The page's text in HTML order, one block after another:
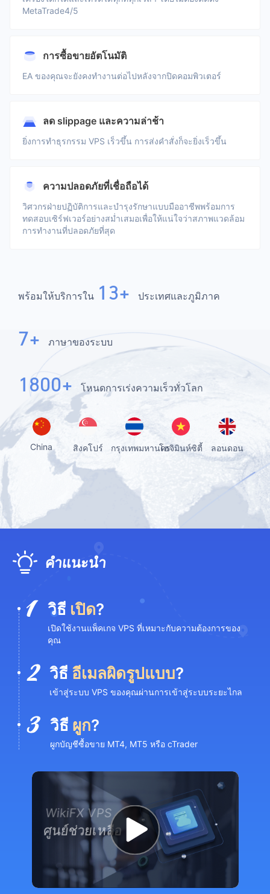
MetaTrade4/5
การซื้อขายอัตโนมัติ
EA ของคุณจะยังคงทำงานต่อไปหลังจากปิดคอมพิวเตอร์
ลด slippage และความล่าช้า
ยิ่งการทำธุรกรรม VPS เร็วขึ้น การส่งคำสั่งก็จะยิ่งเร็วขึ้น
ความปลอดภัยที่เชื่อถือได้
วิศวกรฝ่ายปฏิบัติการและบำรุงรักษาแบบมืออาชีพพร้อมการ
ทดสอบเซิร์ฟเวอร์อย่างสม่ำเสมอเพื่อให้แน่ใจว่าสภาพแวดล้อม
การทำงานที่ปลอดภัยที่สุด
พร้อมให้บริการใน 13+ ประเทศและภูมิภาค
7+ ภาษาของระบบ
1800+ โหนดการเร่งความเร็วทั่วโลก
China สิงคโปร์ กรุงเทพมหานครโฮจิมินห์ซิตี้ ลอนดอน
คำแนะนำ
วิธี เปิด?
เปิดใช้งานแพ็คเกจ VPS ที่เหมาะกับความต้องการของ
คุณ
วิธี อีเมลผิดรูปแบบ?
เข้าสู่ระบบ VPS ของคุณผ่านการเข้าสู่ระบบระยะไกล
วิธี ผูก?
ผูกบัญชีซื้อขาย MT4, MT5 หรือ cTrader
WikiFX VPS
ศูนย์ช่วยเหลือ